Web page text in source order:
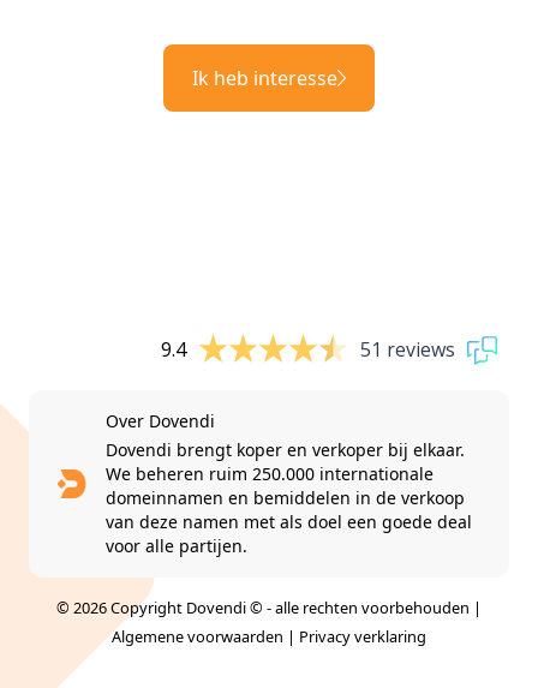
Ik heb interesse
9.4 51 reviews
Over Dovendi
Dovendi brengt koper en verkoper bij elkaar.
We beheren ruim 250.000 internationale
domeinnamen en bemiddelen in de verkoop
van deze namen met als doel een goede deal
voor alle partijen.
© 2026 Copyright Dovendi © - alle rechten voorbehouden |
Algemene voorwaarden | Privacy verklaring